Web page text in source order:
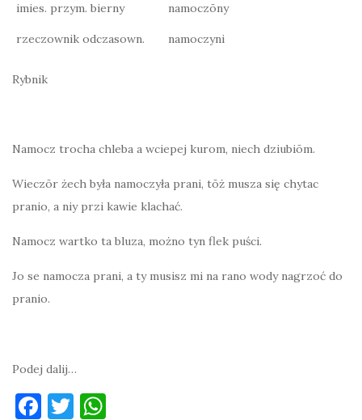
imies. przym. bierny namoczōny
rzeczownik odczasown. namoczyni
Rybnik
Namocz trocha chleba a wciepej kurom, niech dziubiōm.
Wieczōr żech była namoczyła prani, tōż musza się chytac
pranio, a niy przi kawie klachać.
Namocz wartko ta bluza, możno tyn flek puści.
Jo se namocza prani, a ty musisz mi na rano wody nagrzoć do
pranio.
Podej dalij…
F T